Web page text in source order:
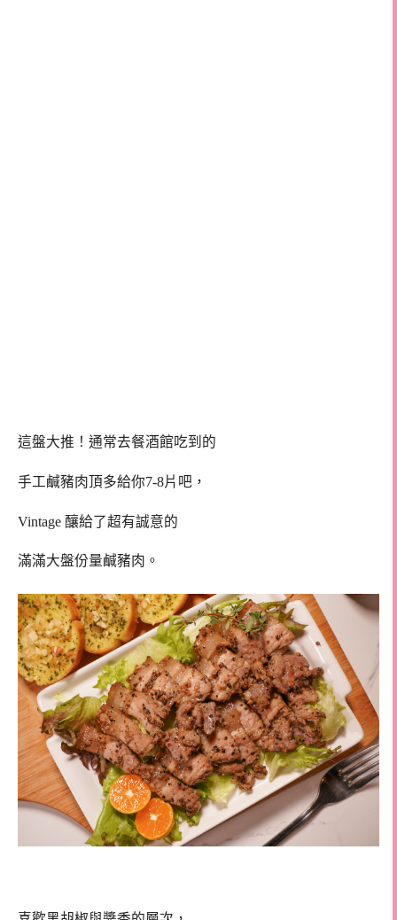
這盤大推！通常去餐酒館吃到的
手工鹹豬肉頂多給你7-8片吧，
Vintage 釀給了超有誠意的
滿滿大盤份量鹹豬肉。